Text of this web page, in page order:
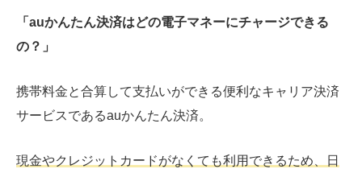
「auかんたん決済はどの電子マネーにチャージできる
の？」
携帯料金と合算して支払いができる便利なキャリア決済
サービスであるauかんたん決済。
現金やクレジットカードがなくても利用できるため、日